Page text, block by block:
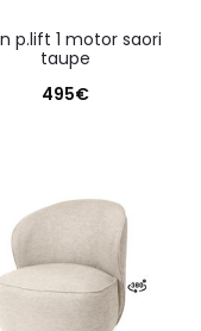
taupe
495€